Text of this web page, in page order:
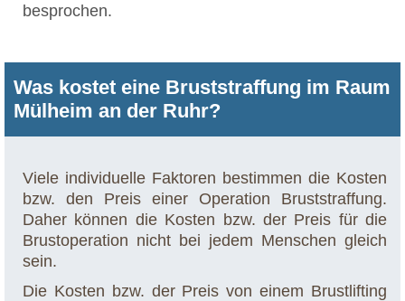
besprochen.
Was kostet eine Bruststraffung im Raum
Mülheim an der Ruhr?
Viele individuelle Faktoren bestimmen die Kosten
bzw. den Preis einer Operation Bruststraffung.
Daher können die Kosten bzw. der Preis für die
Brustoperation nicht bei jedem Menschen gleich
sein.
Die Kosten bzw. der Preis von einem Brustlifting